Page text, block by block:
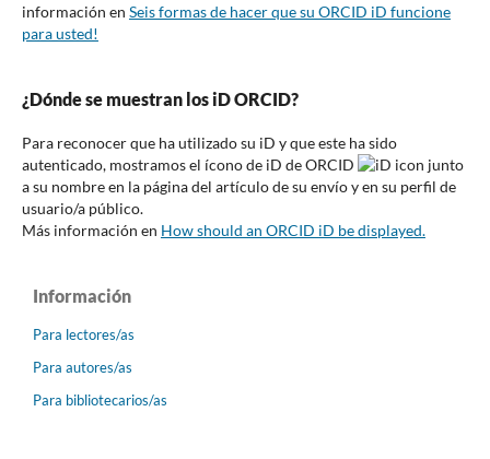
información en Seis formas de hacer que su ORCID iD funcione
para usted!
¿Dónde se muestran los iD ORCID?
Para reconocer que ha utilizado su iD y que este ha sido
autenticado, mostramos el ícono de iD de ORCID
junto
a su nombre en la página del artículo de su envío y en su perfil de
usuario/a público.
Más información en How should an ORCID iD be displayed.
Información
Para lectores/as
Para autores/as
Para bibliotecarios/as